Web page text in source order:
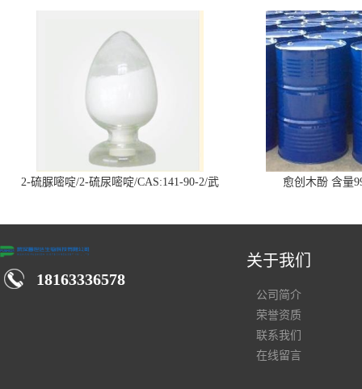
2-硫脲嘧啶/2-硫尿嘧啶/CAS:141-90-2/武
愈创木酚 含量
18163336578
关于我们
公司简介
荣誉资质
联系我们
在线留言